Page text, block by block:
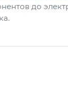
до